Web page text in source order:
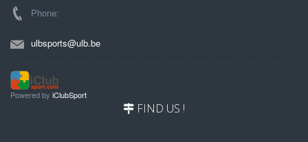
Phone:
ulbsports@ulb.be
Powered by iClubSport
FIND US !